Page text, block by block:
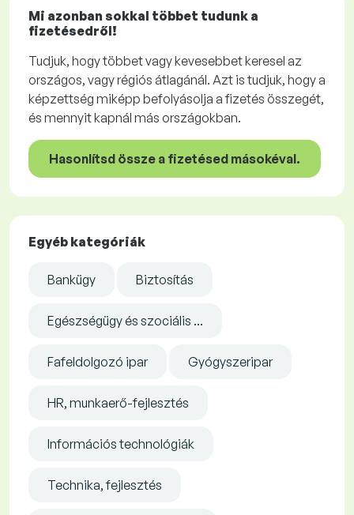
Mi azonban sokkal többet tudunk a
fizetésedről!
Tudjuk, hogy többet vagy kevesebbet keresel az
országos, vagy régiós átlagánál. Azt is tudjuk, hogy a
képzettség miképp befolyásolja a fizetés összegét,
és mennyit kapnál más országokban.
Hasonlítsd össze a fizetésed másokéval.
Egyéb kategóriák
Bankügy Biztosítás
Egészségügy és szociális ...
Fafeldolgozó ipar Gyógyszeripar
HR, munkaerő-fejlesztés
Információs technológiák
Technika, fejlesztés